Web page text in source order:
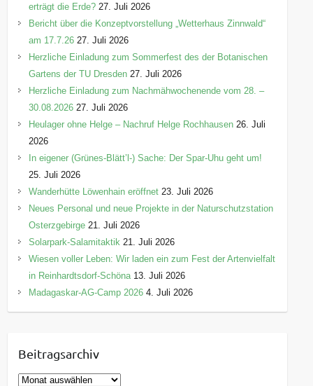
erträgt die Erde? 27. Juli 2026
Bericht über die Konzeptvorstellung „Wetterhaus Zinnwald“
am 17.7.26 27. Juli 2026
Herzliche Einladung zum Sommerfest des der Botanischen
Gartens der TU Dresden 27. Juli 2026
Herzliche Einladung zum Nachmähwochenende vom 28. –
30.08.2026 27. Juli 2026
Heulager ohne Helge – Nachruf Helge Rochhausen 26. Juli
2026
In eigener (Grünes-Blätt’l-) Sache: Der Spar-Uhu geht um!
25. Juli 2026
Wanderhütte Löwenhain eröffnet 23. Juli 2026
Neues Personal und neue Projekte in der Naturschutzstation
Osterzgebirge 21. Juli 2026
Solarpark-Salamitaktik 21. Juli 2026
Wiesen voller Leben: Wir laden ein zum Fest der Artenvielfalt
in Reinhardtsdorf-Schöna 13. Juli 2026
Madagaskar-AG-Camp 2026 4. Juli 2026
Beitragsarchiv
B